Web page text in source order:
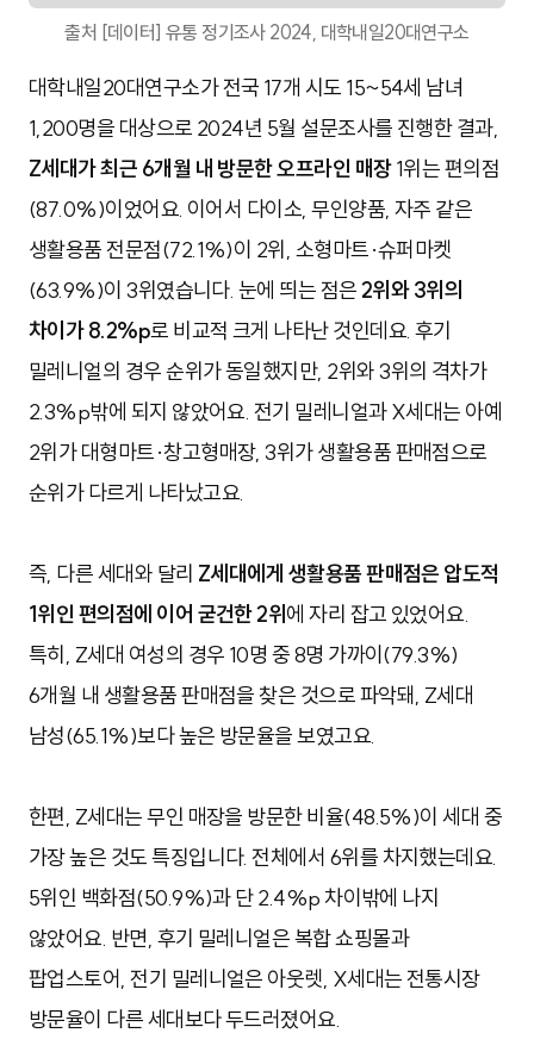
출처 [데이터] 유통 정기조사 2024, 대학내일20대연구소
대학내일20대연구소가 전국 17개 시도 15~54세 남녀
1,200명을 대상으로 2024년 5월 설문조사를 진행한 결과,
Z세대가 최근 6개월 내 방문한 오프라인 매장1위는 편의점
(87.0%)이었어요. 이어서 다이소, 무인양품, 자주 같은
생활용품 전문점(72.1%)이 2위, 소형마트·슈퍼마켓
(63.9%)이 3위였습니다. 눈에 띄는 점은2위와 3위의
차이가 8.2%p로 비교적 크게 나타난 것인데요. 후기
밀레니얼의 경우 순위가 동일했지만, 2위와 3위의 격차가
2.3%p밖에 되지 않았어요. 전기 밀레니얼과 X세대는 아예
2위가 대형마트·창고형매장, 3위가 생활용품 판매점으로
순위가 다르게 나타났고요.
즉, 다른 세대와 달리 Z세대에게 생활용품 판매점은 압도적
1위인 편의점에 이어 굳건한 2위 에 자리 잡고 있었어요.
특히, Z세대 여성의 경우 10명 중 8명 가까이(79.3%)
6개월 내 생활용품 판매점을 찾은 것으로 파악돼, Z세대
남성(65.1%)보다 높은 방문율을 보였고요.
한편, Z세대는 무인 매장을 방문한 비율(48.5%)이 세대 중
가장 높은 것도 특징입니다. 전체에서 6위를 차지했는데요.
5위인 백화점(50.9%)과 단 2.4%p 차이밖에 나지
않았어요. 반면, 후기 밀레니얼은 복합 쇼핑몰과
팝업스토어, 전기 밀레니얼은 아웃렛, X세대는 전통시장
방문율이 다른 세대보다 두드러졌어요.